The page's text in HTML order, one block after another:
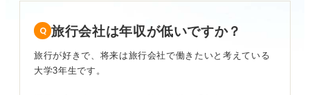
旅行会社は年収が低いですか？
旅行が好きで、将来は旅行会社で働きたいと考えている
大学3年生です。